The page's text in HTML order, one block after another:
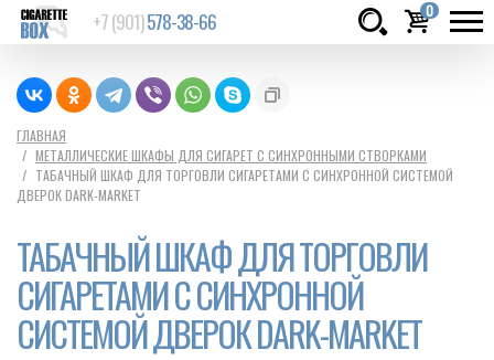
+7 (901)578-38-66 0
руб.
ГЛАВНАЯ
МЕТАЛЛИЧЕСКИЕ ШКАФЫ ДЛЯ СИГАРЕТ С СИНХРОННЫМИ СТВОРКАМИ
ТАБАЧНЫЙ ШКАФ ДЛЯ ТОРГОВЛИ СИГАРЕТАМИ С СИНХРОННОЙ СИСТЕМОЙ
ДВЕРОК DARK-MARKET
ТАБАЧНЫЙ ШКАФ ДЛЯ ТОРГОВЛИ
СИГАРЕТАМИ С СИНХРОННОЙ
СИСТЕМОЙ ДВЕРОК DARK-MARKET